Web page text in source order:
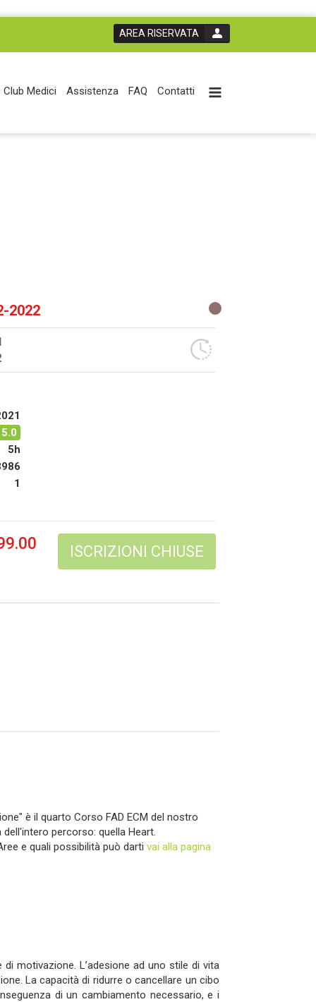
AREA RISERVATA
Club Medici Assistenza FAQ Contatti
2022
5.0
5h
1
ISCRIZIONI CHIUSE
è il quarto Corso FAD ECM del nostro
percorso: quella Heart.
e quali possibilità può darti vai alla pagina
motivazione. L’adesione ad uno stile di vita
La capacità di ridurre o cancellare un cibo
di un cambiamento necessario, e i